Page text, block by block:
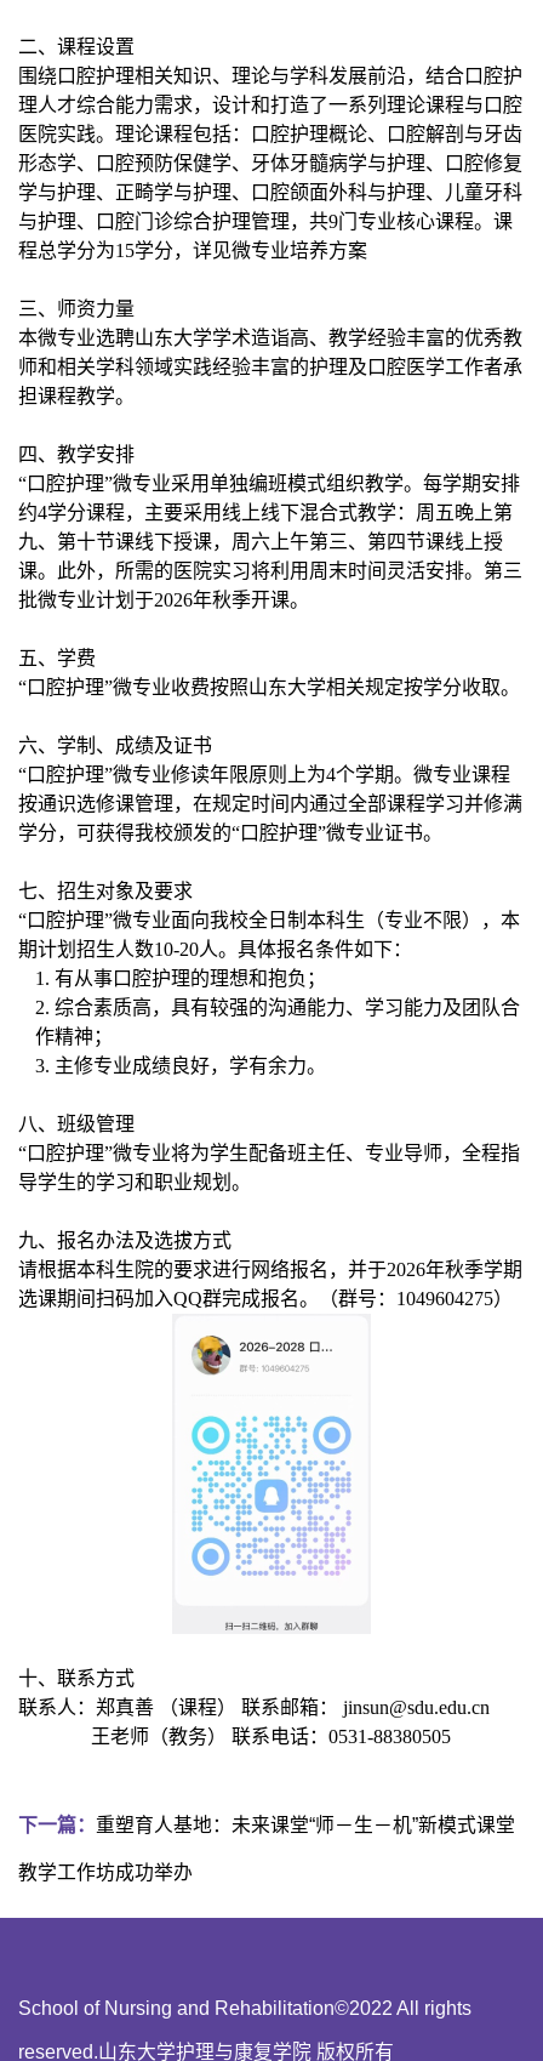
二、课程设置
围绕口腔护理相关知识、理论与学科发展前沿，结合口腔护
理人才综合能力需求，设计和打造了一系列理论课程与口腔
医院实践。理论课程包括：
口腔护理概论、口腔解剖与牙齿
形态学、口腔预防保健学、牙体牙髓病学与护理、口腔修复
学与护理、正畸学与护理、口腔颌面外科与护理、儿童牙科
与护理、口腔门诊综合护理管理， 共9门 专业核心课程。课
程总学分为15学分，详见微专业培养方案
三、师资力量
本微专业选聘山东大学学术造诣高、教学经验丰富的优秀教
师和相关学科领域实践经验丰富的护理及口腔医学工作者承
担课程教学。
四、教学安排
“口腔护理”微专业采用单独编班模式组织教学。每学期安排
约4学分课程， 主要采用线上线下混合式教学：周五晚上第
九、第十节课线下授课，周六上午第三、第四节课线上授
课。此外，所需的医院实习将利用周末时间灵活安排。第三
批微专业计划于2026年秋季开课。
五、学费
“口腔护理”微专业收费按照山东大学相关规定按学分收取。
六、学制、成绩及证书
“口腔护理”微专业修读年限原则上为4个学期。微专业课程
按通识选修课管理，在规定时间内通过全部课程学习并修满
学分，可获得我校颁发的“口腔护理”微专业证书。
七、招生对象及要求
“口腔护理”微专业面向我校全日制本科生（专业不限）
，本
期计划招生人数10-20人。具体报名条件如下：
1 . 有从事口腔护理的理想和抱负；
2. 综合素质高，具有较强的沟通能力、学习能力及团队合
作精神；
3. 主修专业成绩良好，学有余力。
八、班级管理
“口腔护理”微专业将为学生配备班主任、专业导师，全程指
导学生的学习和职业规划。
九、报名办法及选拔方式
请根据本科生院的要求进行网络报名，并于2026年秋季学期
选课期间扫码加入QQ群完成报名。
（群号： 1049604275）
十、联系方式
联系人： 郑真善 （课程） 联系邮箱：
jinsun@sdu.edu.cn
王老师（教务）
联系电话： 0531-88380505
下一篇： 重塑育人基地：未来课堂“师－生－机”新模式课堂
教学工作坊成功举办
School of Nursing and Rehabilitation©2022 All rights
reserved.山东大学护理与康复学院 版权所有